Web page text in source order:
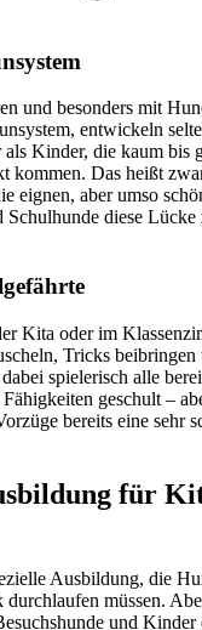
und besonders mit
entwickeln
Kinder, die kaum bis
kommen. Das heißt
eignen, aber umso
diese Lücke
Kita oder im
Tricks
spielerisch alle
geschult –
bereits eine sehr
für
Ausbildung, die
durchlaufen müssen.
und